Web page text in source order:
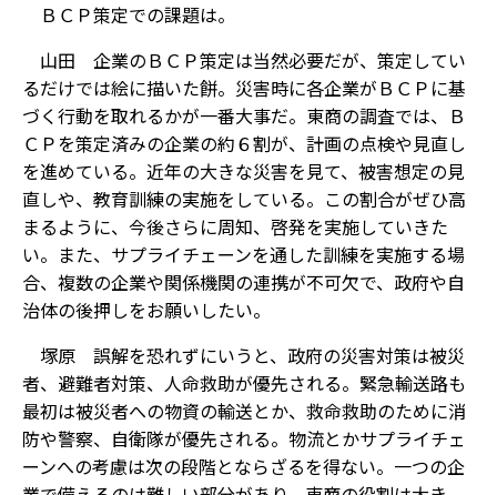
――ＢＣＰ策定での課題は。
山田 企業のＢＣＰ策定は当然必要だが、策定してい
るだけでは絵に描いた餅。災害時に各企業がＢＣＰに基
づく行動を取れるかが一番大事だ。東商の調査では、Ｂ
ＣＰを策定済みの企業の約６割が、計画の点検や見直し
を進めている。近年の大きな災害を見て、被害想定の見
直しや、教育訓練の実施をしている。この割合がぜひ高
まるように、今後さらに周知、啓発を実施していきた
い。また、サプライチェーンを通した訓練を実施する場
合、複数の企業や関係機関の連携が不可欠で、政府や自
治体の後押しをお願いしたい。
塚原 誤解を恐れずにいうと、政府の災害対策は被災
者、避難者対策、人命救助が優先される。緊急輸送路も
最初は被災者への物資の輸送とか、救命救助のために消
防や警察、自衛隊が優先される。物流とかサプライチェ
ーンへの考慮は次の段階とならざるを得ない。一つの企